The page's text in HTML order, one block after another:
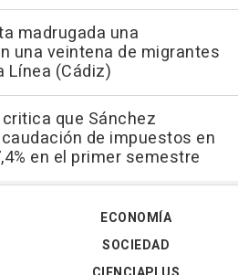
madrugada una
una veintena de migrantes
Línea (Cádiz)
critica que Sánchez
de impuestos en
en el primer semestre
ECONOMÍA
SOCIEDAD